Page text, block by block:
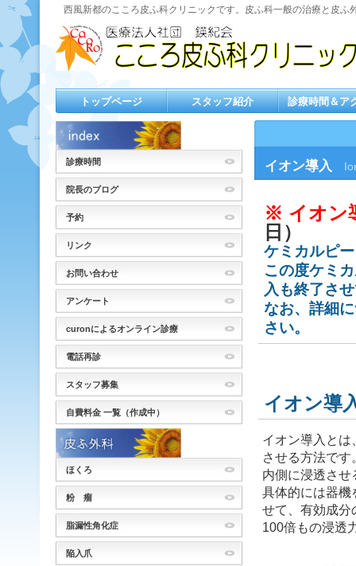
西風新都のこころ皮ふ科クリニックです。皮ふ科一般の治療と皮ふ
イオン導入
※ イオン
日）
ケミカルピ
この度ケミ
入も終了さ
なお、詳細
さい。
イオン導
イオン導入と
させる方法で
内側に浸透させ
具体的には器機
せて、有効成分
100倍もの浸透
トップページ スタッフ紹介 診療時間＆ア
診療時間
院長のブログ
予約
リンク
お問い合わせ
アンケート
curonによるオンライン診療
電話再診
スタッフ募集
自費料金 一覧（作成中）
ほくろ
粉 瘤
脂漏性角化症
陥入爪